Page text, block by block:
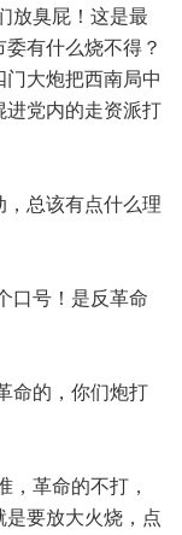
放臭屁！这是最
有什么烧不得？
大炮把西南局中
进党内的走资派打
，总该有点什么理
口号！是反革命
命的，你们炮打
，革命的不打，
要放大火烧，点